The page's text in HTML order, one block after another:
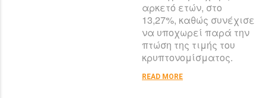
αρκετό ετών, στο
13,27%, καθώς συνέχισε
να υποχωρεί παρά την
πτώση της τιμής του
κρυπτονομίσματος.
READ MORE